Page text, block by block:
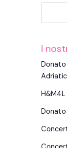
I
H&M4L